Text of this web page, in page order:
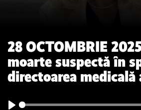
28 OCTOMBRIE
moarte suspectă în
directoarea medicală